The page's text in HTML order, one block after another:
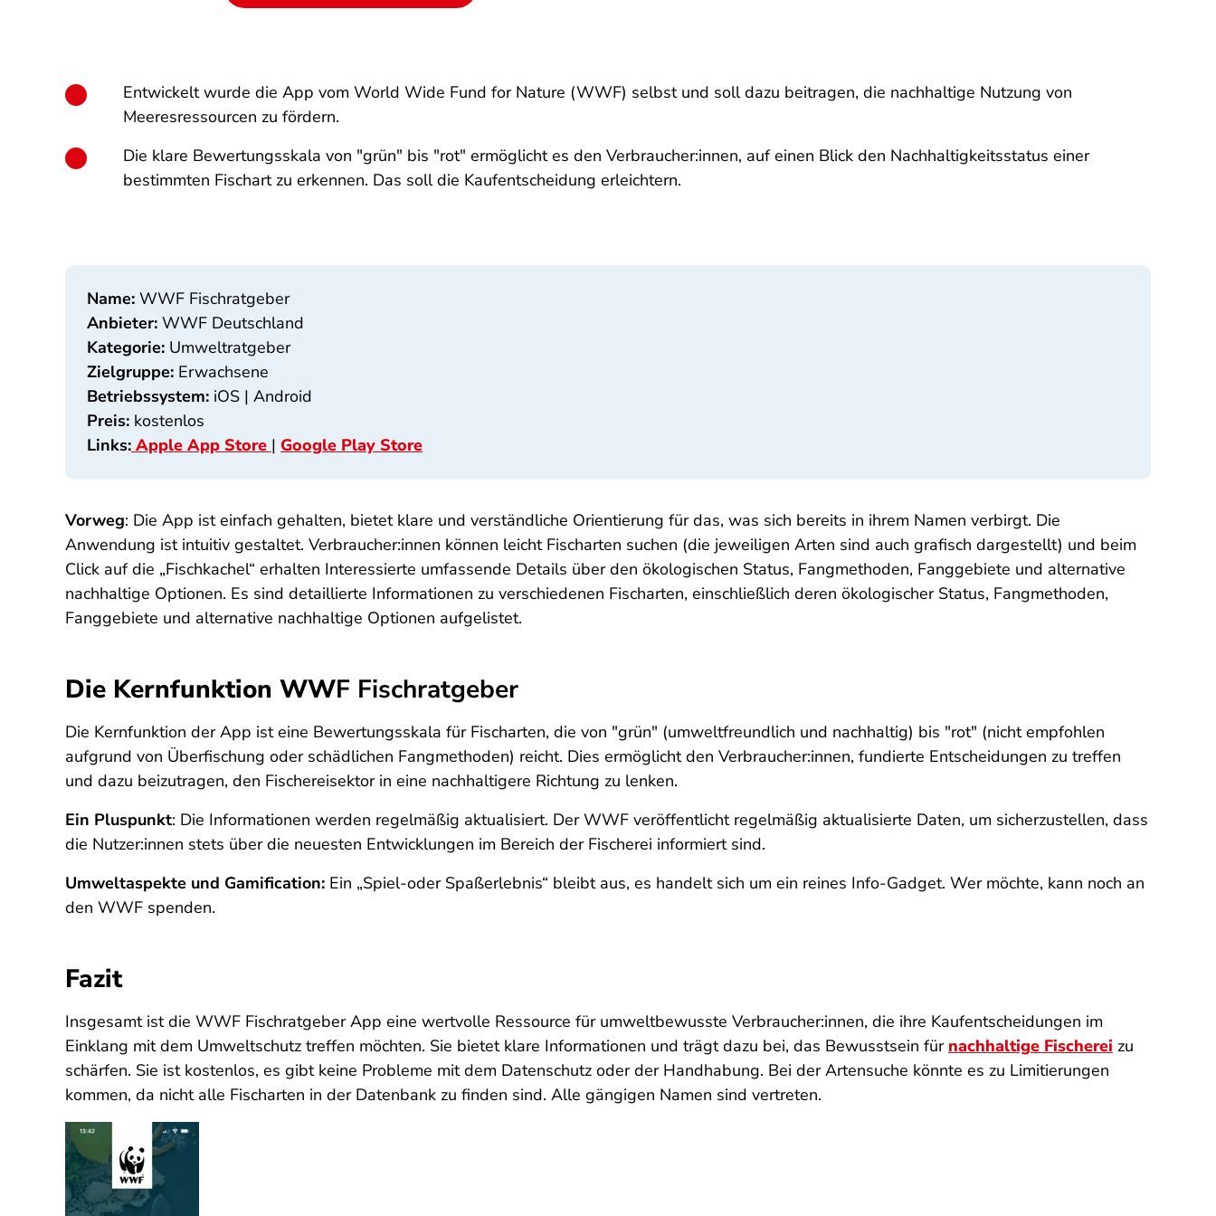
Entwickelt wurde die App vom World Wide Fund for Nature (WWF) selbst und soll dazu beitragen, die nachhaltige Nutzung von
Meeresressourcen zu fördern.
Die klare Bewertungsskala von "grün" bis "rot" ermöglicht es den Verbraucher:innen, auf einen Blick den Nachhaltigkeitsstatus einer
bestimmten Fischart zu erkennen. Das soll die Kaufentscheidung erleichtern.
Name: WWF Fischratgeber
Anbieter: WWF Deutschland
Kategorie: Umweltratgeber
Zielgruppe: Erwachsene
Betriebssystem: iOS | Android
Preis: kostenlos
Links: Apple App Store | Google Play Store
Vorweg: Die App ist einfach gehalten, bietet klare und verständliche Orientierung für das, was sich bereits in ihrem Namen verbirgt. Die
Anwendung ist intuitiv gestaltet. Verbraucher:innen können leicht Fischarten suchen (die jeweiligen Arten sind auch grafisch dargestellt) und beim
Click auf die „Fischkachel“ erhalten Interessierte umfassende Details über den ökologischen Status, Fangmethoden, Fanggebiete und alternative
nachhaltige Optionen. Es sind detaillierte Informationen zu verschiedenen Fischarten, einschließlich deren ökologischer Status, Fangmethoden,
Fanggebiete und alternative nachhaltige Optionen aufgelistet.
Die Kernfunktion WWF Fischratgeber
Die Kernfunktion der App ist eine Bewertungsskala für Fischarten, die von "grün" (umweltfreundlich und nachhaltig) bis "rot" (nicht empfohlen
aufgrund von Überfischung oder schädlichen Fangmethoden) reicht. Dies ermöglicht den Verbraucher:innen, fundierte Entscheidungen zu treffen
und dazu beizutragen, den Fischereisektor in eine nachhaltigere Richtung zu lenken.
Ein Pluspunkt: Die Informationen werden regelmäßig aktualisiert. Der WWF veröffentlicht regelmäßig aktualisierte Daten, um sicherzustellen, dass
die Nutzer:innen stets über die neuesten Entwicklungen im Bereich der Fischerei informiert sind.
Umweltaspekte und Gamification: Ein „Spiel-oder Spaßerlebnis“ bleibt aus, es handelt sich um ein reines Info-Gadget. Wer möchte, kann noch an
den WWF spenden.
Fazit
Insgesamt ist die WWF Fischratgeber App eine wertvolle Ressource für umweltbewusste Verbraucher:innen, die ihre Kaufentscheidungen im
Einklang mit dem Umweltschutz treffen möchten. Sie bietet klare Informationen und trägt dazu bei, das Bewusstsein für nachhaltige Fischerei zu
schärfen. Sie ist kostenlos, es gibt keine Probleme mit dem Datenschutz oder der Handhabung. Bei der Artensuche könnte es zu Limitierungen
kommen, da nicht alle Fischarten in der Datenbank zu finden sind. Alle gängigen Namen sind vertreten.